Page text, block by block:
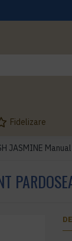
Fidelizare
JASMINE